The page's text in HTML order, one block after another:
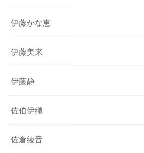
伊藤かな恵
伊藤美来
伊藤静
佐伯伊織
佐倉綾音